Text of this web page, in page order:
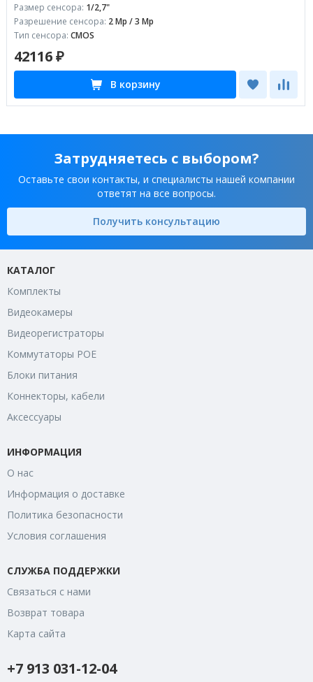
Размер сенсора: 1/2,7"
Разрешение сенсора: 2 Mp / 3 Mp
Тип сенсора: CMOS
42116 ₽
В корзину
Затрудняетесь с выбором?
Оставьте свои контакты, и специалисты нашей компании
ответят на все вопросы.
Получить консультацию
КАТАЛОГ
Комплекты
Видеокамеры
Видеорегистраторы
Коммутаторы POE
Блоки питания
Коннекторы, кабели
Аксессуары
ИНФОРМАЦИЯ
О нас
Информация о доставке
Политика безопасности
Условия соглашения
СЛУЖБА ПОДДЕРЖКИ
Связаться с нами
Возврат товара
Карта сайта
+7 913 031-12-04